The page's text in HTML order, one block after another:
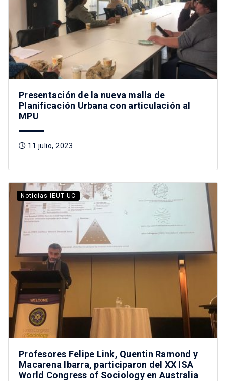
Presentación de la nueva malla de
Planificación Urbana con articulación al
MPU
11 julio, 2023
Noticias IEUT UC
Profesores Felipe Link, Quentin Ramond y
Macarena Ibarra, participaron del XX ISA
World Congress of Sociology en Australia